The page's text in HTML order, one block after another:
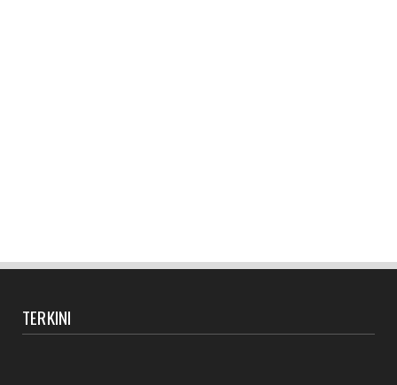
TERKINI